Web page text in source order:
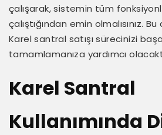
çalışarak, sistemin tüm
çalıştığından emin olmalısınız.
Karel santral satışı sürecinizi
tamamlamanıza yardımcı
Karel Santral
Kullanımında